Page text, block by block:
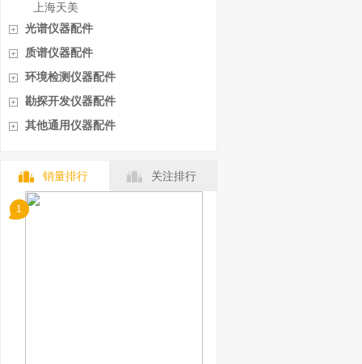
上海天美
光谱仪器配件
质谱仪器配件
环境检测仪器配件
勘探开发仪器配件
其他通用仪器配件
销量排行 关注排行
1